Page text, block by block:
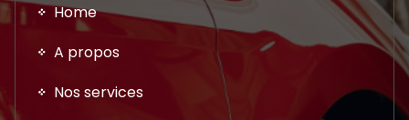
Home
A propos
Nos services